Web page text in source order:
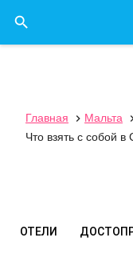

Главная  Мальта
Что взять с собой в
ОТЕЛИ